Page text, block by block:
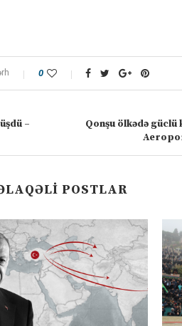
0
–
Qonşu ölkədə
POSTLAR